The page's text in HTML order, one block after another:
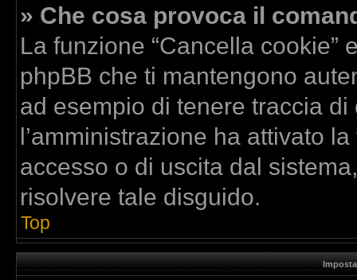
» Che cosa provoca il
La funzione “Cancella
phpBB che ti mantengono
ad esempio di tenere traccia
l’amministrazione ha attivato
accesso o di uscita dal
risolvere tale disguido.
Top